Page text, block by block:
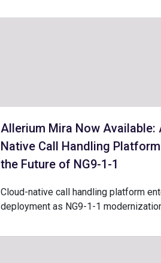
Allerium Mira Now Available:
Native Call Handling
the Future of NG9-1-1
Cloud-native call handling platform
deployment as NG9-1-1